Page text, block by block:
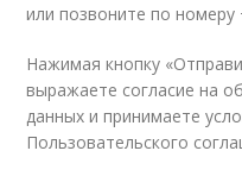
или позвоните по номеру
Нажимая кнопку
выражаете согласие на
данных и принимаете
Пользовательского